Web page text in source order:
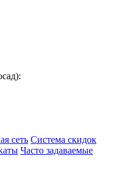
сеть Система скидок
Часто задаваемые